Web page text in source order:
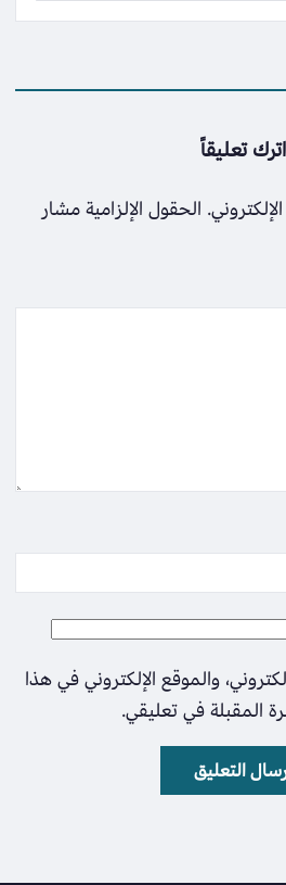
اترك تعليقاً
الحقول الإلزامية مشار
والموقع الإلكتروني في هذا
المقبلة في تعليقي.